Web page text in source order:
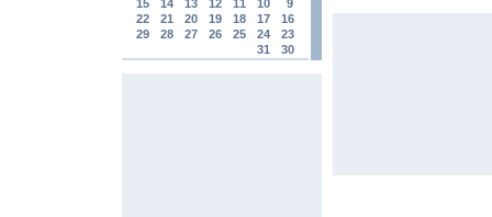
9
10
11
12
13
14
15
16
17
18
19
20
21
22
23
24
25
26
27
28
29
30
31